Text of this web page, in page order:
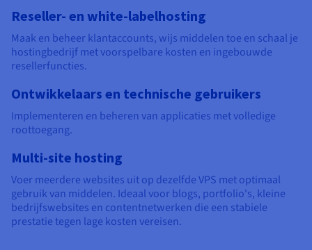
Reseller- en white-labelhosting
Maak en beheer klantaccounts, wijs middelen toe en schaal je
hostingbedrijf met voorspelbare kosten en ingebouwde
resellerfuncties.
Ontwikkelaars en technische gebruikers
Implementeren en beheren van applicaties met volledige
roottoegang.
Multi-site hosting
Voer meerdere websites uit op dezelfde VPS met optimaal
gebruik van middelen. Ideaal voor blogs, portfolio's, kleine
bedrijfswebsites en contentnetwerken die een stabiele
prestatie tegen lage kosten vereisen.